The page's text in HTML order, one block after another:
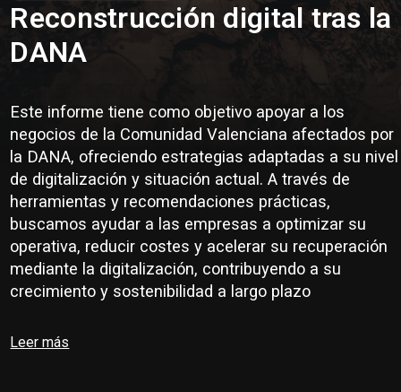
Reconstrucción digital tras la
DANA
Este informe tiene como objetivo apoyar a los
negocios de la Comunidad Valenciana afectados por
la DANA, ofreciendo estrategias adaptadas a su nivel
de digitalización y situación actual. A través de
herramientas y recomendaciones prácticas,
buscamos ayudar a las empresas a optimizar su
operativa, reducir costes y acelerar su recuperación
mediante la digitalización, contribuyendo a su
crecimiento y sostenibilidad a largo plazo
Leer más